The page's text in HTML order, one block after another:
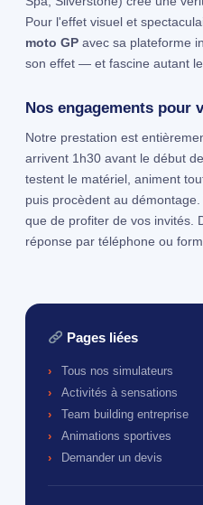
Pour l'effet visuel et
moto GPavec sa plateforme
son effet — et fascine autant
Nos engagements pour
Notre prestation est
arrivent 1h30 avant le début
testent le matériel, animent
puis procèdent au
que de profiter de vos invités.
réponse par téléphone ou
Pages liées
Tous nos simulateurs
Activités à sensations
Team building entreprise
Animations sportives
Demander un devis